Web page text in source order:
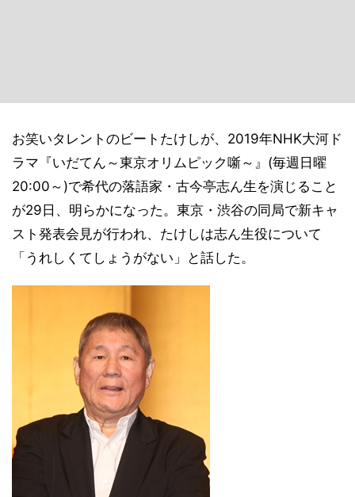
お笑いタレントのビートたけしが、2019年NHK大河ド
ラマ『いだてん～東京オリムピック噺～』(毎週日曜
20:00～)で希代の落語家・古今亭志ん生を演じること
が29日、明らかになった。東京・渋谷の同局で新キャ
スト発表会見が行われ、たけしは志ん生役について
「うれしくてしょうがない」と話した。